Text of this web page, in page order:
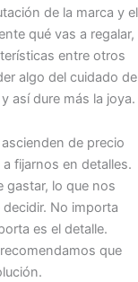
de la marca y el
qué vas a regalar,
entre otros
algo del cuidado de
así dure más la joya.
de precio
fijarnos en detalles.
gastar, lo que nos
No importa
es el detalle.
que